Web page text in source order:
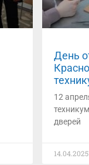
День
12
дверей
14.04.2025